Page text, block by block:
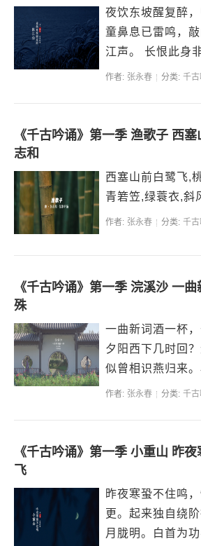
夜饮东坡醒复醉
童鼻息已雷鸣，
江声。 长恨此身
营营。夜阑风静
作者: 张永春 分类: 千
《千古吟诵》第一季 渔歌子 西
志和
西塞山前白鹭飞,
青箬笠,绿蓑衣,斜
作者: 张永春 分类: 千
《千古吟诵》第一季 浣溪沙 一
殊
一曲新词酒一杯
夕阳西下几时回
似曾相识燕归来
徊。...
作者: 张永春 分类: 千
《千古吟诵》第一季 小重山 昨
飞
昨夜寒蛩不住鸣
更。起来独自绕
月胧明。白首为